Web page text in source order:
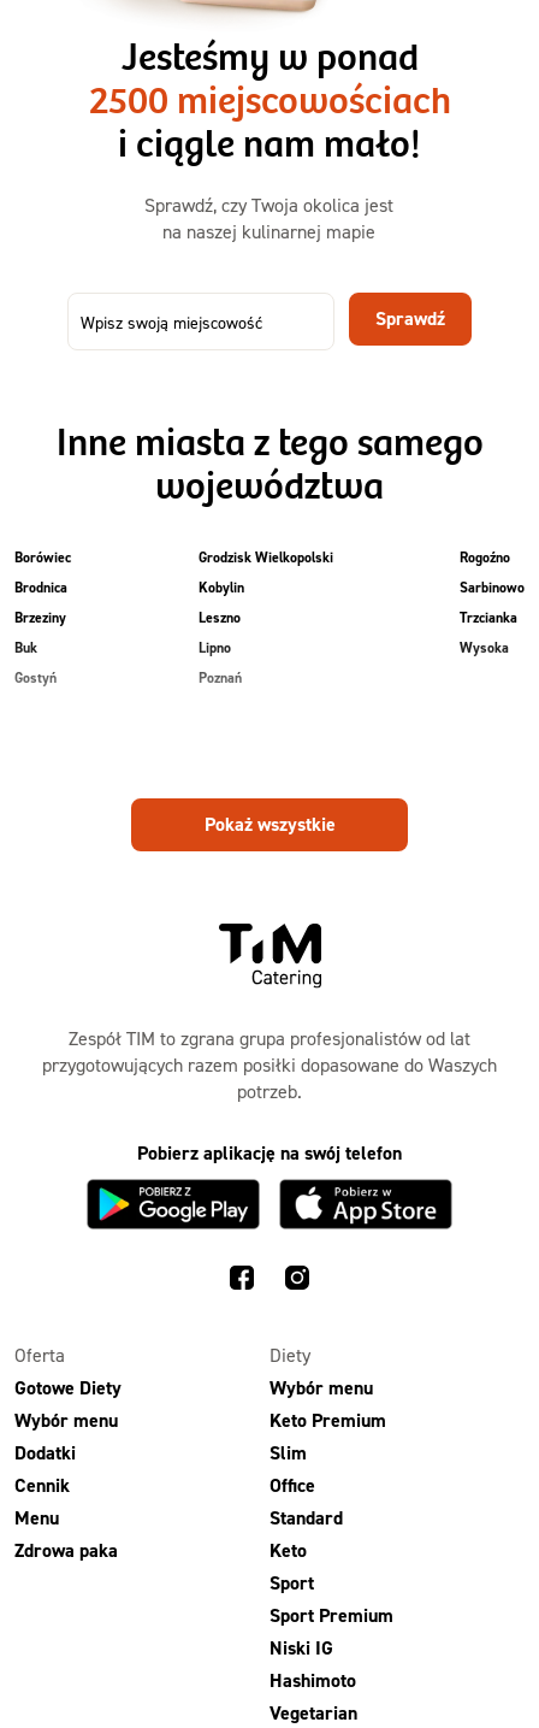
1500kcal - 2250kcal
3 sycące posiłki o większej objętości. Mniej dań,
ta sama wygoda!
50,31 zł
73,99
-32%
Menu
Jesteśmy w ponad
2500 miejscowościach
i ciągle nam mało!
Sprawdź, czy Twoja okolica jest
na naszej kulinarnej mapie
Sprawdź
Inne miasta z tego samego
województwa
Borówiec
Brodnica
Brzeziny
Buk
Gostyń
Grodzisk Wielkopolski
Kobylin
Leszno
Lipno
Poznań
Rogoźno
Sarbinowo
Trzcianka
Wysoka
Pokaż wszystkie
Zespół TIM to zgrana grupa profesjonalistów od lat
przygotowujących razem posiłki dopasowane do Waszych
potrzeb.
Pobierz aplikację na swój telefon
Oferta
Gotowe Diety
Wybór menu
Dodatki
Cennik
Menu
Zdrowa paka
Diety
Wybór menu
Keto Premium
Slim
Office
Standard
Keto
Sport
Sport Premium
Niski IG
Hashimoto
Vegetarian